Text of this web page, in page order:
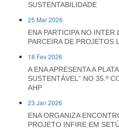
SUSTENTABILIDADE
25 Mar 2026
ENA PARTICIPA NO
PARCEIRA DE PROJETOS
18 Fev 2026
A ENA APRESENTA A
SUSTENTÁVEL” NO 35.º
AHP
23 Jan 2026
ENA ORGANIZA
PROJETO INFIRE EM